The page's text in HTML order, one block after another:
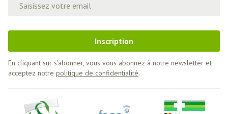
Inscription
En cliquant sur s'abonner, vous vous abonnez à notre newsletter et
acceptez notre politique de confidentialité.